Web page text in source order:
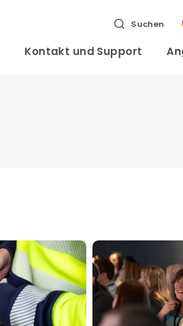
Suchen
Kontakt und Support